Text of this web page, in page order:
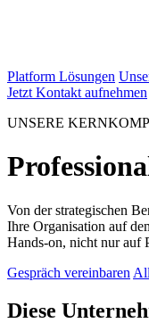
Platform Lösungen
Jetzt Kontakt aufnehmen
UNSERE
Von der strategischen
Ihre Organisation auf
Hands-on, nicht nur auf
Gespräch vereinbaren
Diese